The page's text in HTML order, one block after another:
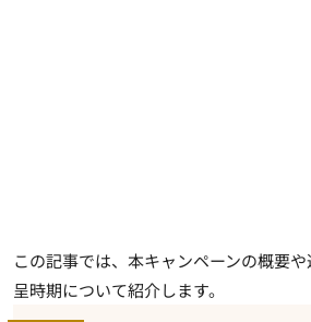
この記事では、本キャンペーンの概要
呈時期について紹介します。